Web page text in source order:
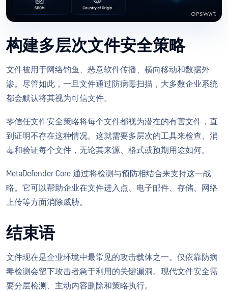
构建多层次文件安全策略
文件被用于网络钓鱼、恶意软件传播、横向移动和数据外
渗。尽管如此，一旦文件通过防病毒扫描，大多数企业系统
都会默认将其视为可信文件。
零信任文件安全策略将每个文件都视为潜在的有害文件，直
到证明不存在这种情况。这就需要多层次的工具来检查、消
毒和验证每个文件，无论其来源、格式或预期用途如何。
MetaDefender Core 通过将检测与预防相结合来支持这一战
略。它可以帮助企业在文件进入点、电子邮件、存储、网络
上传等方面消除威胁。
结束语
文件现在是企业环境中最常见的攻击载体之一。仅依靠防病
毒检测会留下攻击者急于利用的关键漏洞。现代文件安全需
要分层检测、主动内容删除和策略执行。